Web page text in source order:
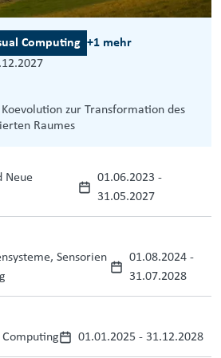
Computing +1 mehr
zur Transformation des
Raumes
Neue
01.06.2023 -
31.05.2027
Sensorien
01.08.2024-
31.07.2028
Computing 01.01.2025 - 31.12.2028